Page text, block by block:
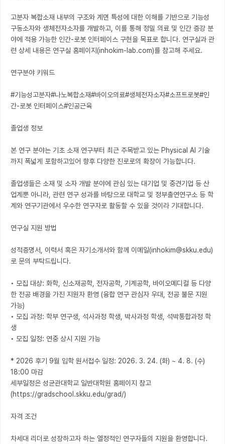
고분자 복합소재 내부의 구조와 계면 특성에 대한 이해를 기반으로 기능성
구동소자와 생체전자소자를 개발하고, 이를 통해 정밀 의료 및 인간 증강 분
야에 적용 가능한 인간-로봇 인터페이스 구현을 목표로 합니다. 연구실과 관
련 상세 내용은 연구실 홈페이지(inhokim-lab.com)를 참고해 주세요.
연구분야 키워드
#기능성고분자#나노복합소재#바이오의료#생체전자소자#소프트로봇#인
간-로봇 인터페이스#인공근육
졸업생 정보
본 연구 분야는 기초 소재 연구부터 최근 주목받고 있는 Physical AI 기술
까지 폭넓게 포함하고있어 향후 다양한 진로로의 확장이 가능합니다.
졸업생들은 소재 및 소자 개발 분야에 관심 있는 대기업 및 중견기업 등 산
업계뿐 아니라, 관련 연구 성과를 바탕으로 대학교 및 정부출연연구소 등 학
계와 연구기관에서 우수한 연구자로 활동할 수 있을 것이라 기대합니다.
연구실 지원 방법
성적증명서, 이력서 혹은 자기소개서와 함께 이메일(inhokim@skku.edu)
로 문의 부탁드립니다.
• 모집 대상: 화학, 신소재공학, 전자공학, 기계공학, 바이오메디컬 등 다양
한 전공 배경을 가진 지원자 환영 (융합 연구 관심자 우대, 전공 불문 지원
가능)
• 모집 과정: 학부 연구생, 석사과정 학생, 박사과정 학생, 석박통합과정 학
생
• 모집 일정: 연중 상시 지원 가능
* 2026 후기 9월 입학 원서접수 일정: 2026. 3. 24. (화) ~ 4. 8. (수)
18:00 마감
세부일정은 성균관대학교 일반대학원 홈페이지 참고
(https://gradschool.skku.edu/grad/)
자격 조건
차세대 리더로 성장하고자 하는 열정적인 연구자들의 지원을 환영합니다.